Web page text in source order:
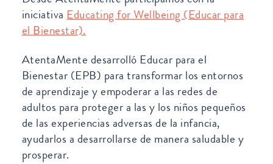
iniciativa Educating for Wellbeing (Educar para
el Bienestar).
AtentaMente desarrolló Educar para el
Bienestar (EPB) para transformar los entornos
de aprendizaje y empoderar a las redes de
adultos para proteger a las y los niños pequeños
de las experiencias adversas de la infancia,
ayudarlos a desarrollarse de manera saludable y
prosperar.